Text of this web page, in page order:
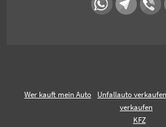
Wer kauft mein Auto Unfallauto verkaufen
verkaufen
KFZ